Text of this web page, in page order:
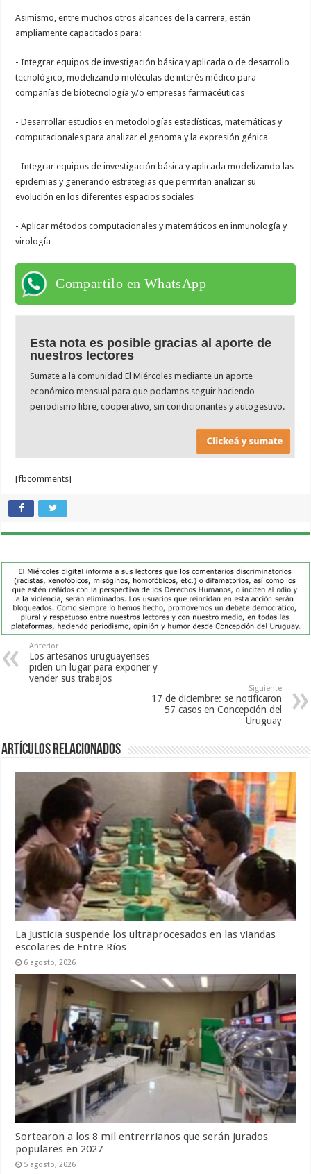
Asimismo, entre muchos otros alcances de la carrera, están
ampliamente capacitados para:
- Integrar equipos de investigación básica y aplicada o de desarrollo
tecnológico, modelizando moléculas de interés médico para
compañías de biotecnología y/o empresas farmacéuticas
- Desarrollar estudios en metodologías estadísticas, matemáticas y
computacionales para analizar el genoma y la expresión génica
- Integrar equipos de investigación básica y aplicada modelizando las
epidemias y generando estrategias que permitan analizar su
evolución en los diferentes espacios sociales
- Aplicar métodos computacionales y matemáticos en inmunología y
virología
Compartilo en WhatsApp
Esta nota es posible gracias al aporte de
nuestros lectores
Sumate a la comunidad El Miércoles mediante un aporte
económico mensual para que podamos seguir haciendo
periodismo libre, cooperativo, sin condicionantes y autogestivo.
[fbcomments]
Anterior
Los artesanos uruguayenses
piden un lugar para exponer y
vender sus trabajos
Siguiente
17 de diciembre: se notificaron
57 casos en Concepción del
Uruguay
Artículos Relacionados
La Justicia suspende los ultraprocesados en las viandas
escolares de Entre Ríos
6 agosto, 2026
Sortearon a los 8 mil entrerrianos que serán jurados
populares en 2027
5 agosto, 2026